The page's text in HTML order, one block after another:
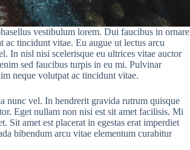
vestibulum lorem. Dui faucibus in ornare
ac tincidunt vitae. Eu augue ut lectus arcu
In nisl nisi scelerisque eu ultrices vitae auctor
sed faucibus turpis in eu mi. Pulvinar
neque volutpat ac tincidunt vitae.
nunc vel. In hendrerit gravida rutrum quisque
Eget nullam non nisi est sit amet facilisis. Mi
Sit amet est placerat in egestas erat imperdiet
bibendum arcu vitae elementum curabitur